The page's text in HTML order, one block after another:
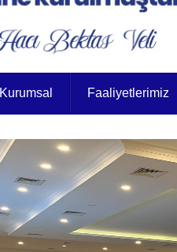
Kurumsal Faaliyetlerimiz